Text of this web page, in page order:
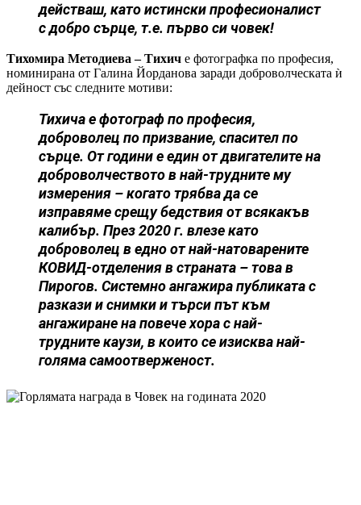
действаш, като истински професионалист
с добро сърце, т.е. първо си човек!
Тихомира Методиева – Тихич е фотографка по професия,
номинирана от Галина Йорданова заради доброволческата ѝ
дейност със следните мотиви:
Тихича е фотограф по професия,
доброволец по призвание, спасител по
сърце. От години е един от двигателите на
доброволчеството в най-трудните му
измерения – когато трябва да се
изправяме срещу бедствия от всякакъв
калибър. През 2020 г. влезе като
доброволец в едно от най-натоварените
КОВИД-отделения в страната – това в
Пирогов. Системно ангажира публиката с
разкази и снимки и търси път към
ангажиране на повече хора с най-
трудните каузи, в които се изисква най-
голяма самоотверженост.